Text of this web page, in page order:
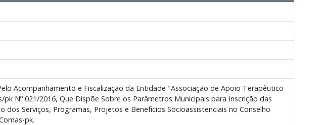
Acompanhamento e Fiscalização da Entidade "Associação de Apoio Terapêutico
Nº 021/2016, Que Dispõe Sobre os Parâmetros Municipais para Inscrição das
dos Serviços, Programas, Projetos e Benefícios Socioassistenciais no Conselho
pk.